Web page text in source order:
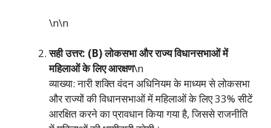
\n\n
सही उत्तर: (B) लोकसभा और राज्य विधानसभाओं में
महिलाओं के लिए आरक्षण\n
व्याख्या: नारी शक्ति वंदन अधिनियम के माध्यम से लोकसभा
और राज्यों की विधानसभाओं में महिलाओं के लिए 33% सीटें
आरक्षित करने का प्रावधान किया गया है, जिससे राजनीति